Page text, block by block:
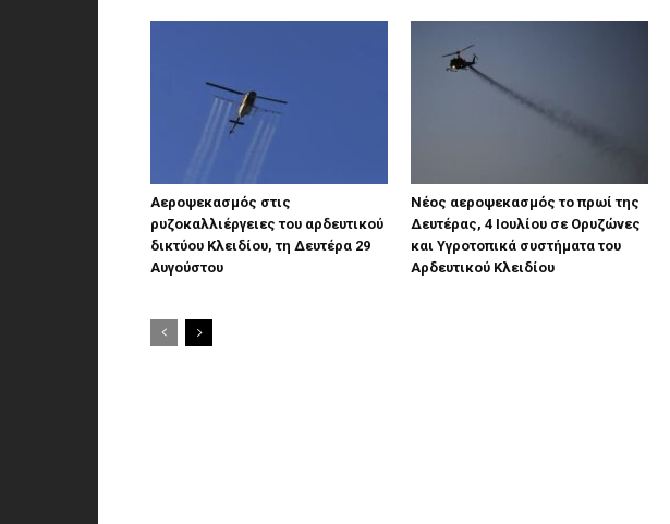
Αεροψεκασμός στις
ρυζοκαλλιέργειες του αρδευτικού
δικτύου Κλειδίου, τη Δευτέρα 29
Αυγούστου
Νέος αεροψεκασμός το πρωί της
Δευτέρας, 4 Ιουλίου σε Ορυζώνες
και Υγροτοπικά συστήματα του
Αρδευτικού Κλειδίου